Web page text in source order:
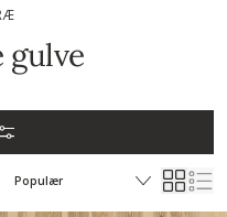
gulve